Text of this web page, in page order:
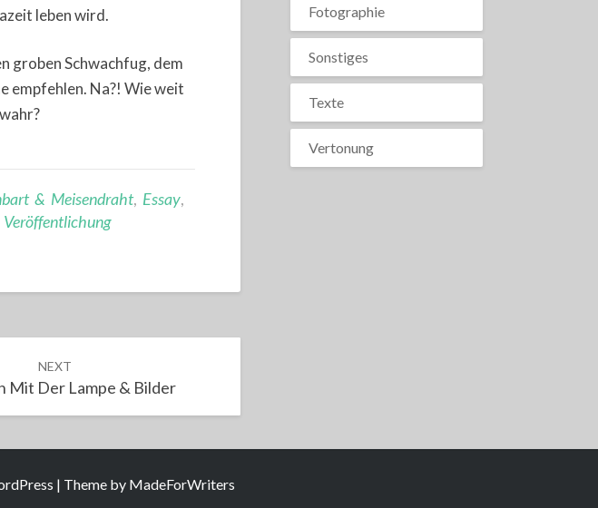
leben wird.
groben Schwachfug, dem
empfehlen. Na?! Wie weit
& Meisendraht, Essay,
Veröffentlichung
NEXT
Mit Der Lampe & Bilder
Fotographie
Sonstiges
Texte
Vertonung
| Theme by MadeForWriters